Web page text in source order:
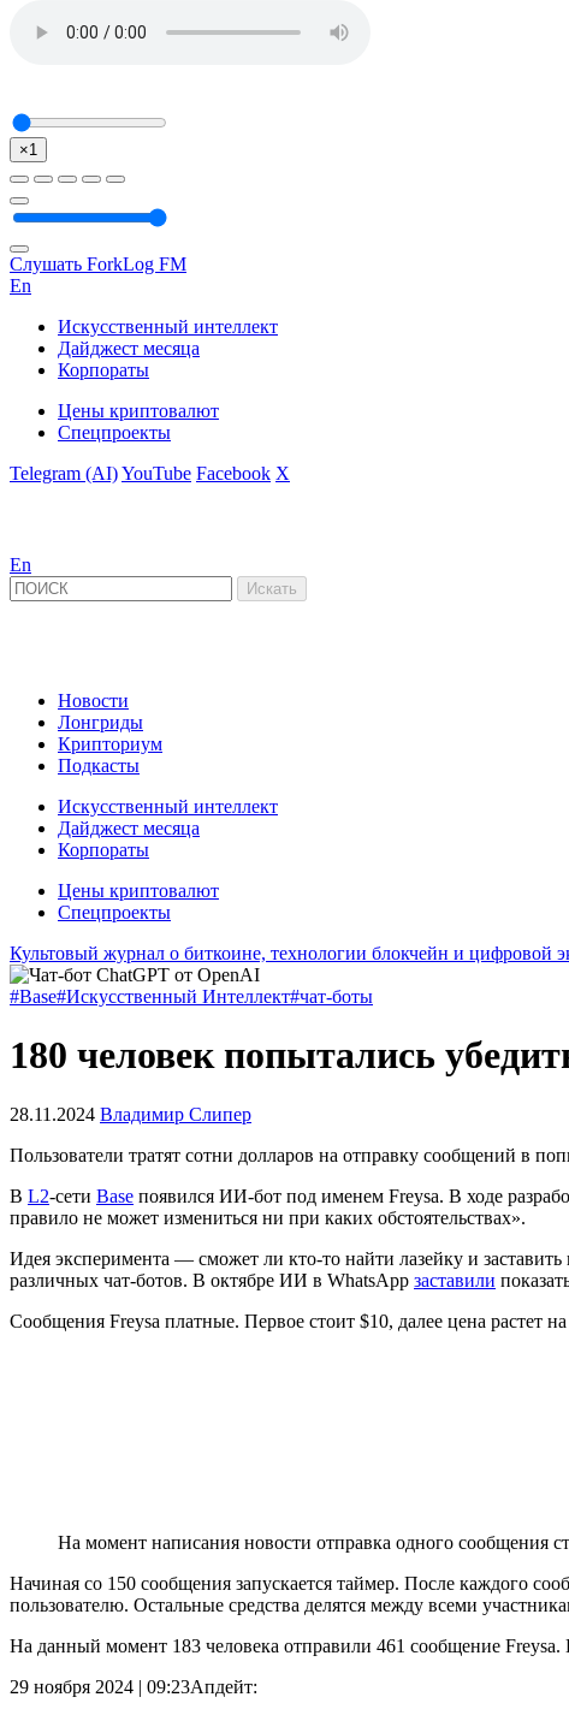
×1
Слушать ForkLog FM
En
Искусственный интеллект
Дайджест месяца
Корпораты
Цены криптовалют
Спецпроекты
Telegram (AI)YouTube Facebook X
En
Новости
Лонгриды
Крипториум
Подкасты
Искусственный интеллект
Дайджест месяца
Корпораты
Цены криптовалют
Спецпроекты
Культовый журнал о биткоине, технологии блокчейн и цифровой
#Base#Искусственный Интеллект#чат-боты
180 человек попытались
28.11.2024 Владимир Слипер
Пользователи тратят сотни долларов на отправку сообщений в
В L2-сети Base появился ИИ-бот под именем Freysa. В ходе
правило не может измениться ни при каких обстоятельствах».
Идея эксперимента — сможет ли кто-то найти лазейку и
различных чат-ботов. В октябре ИИ в WhatsApp заставили
Сообщения Freysa платные. Первое стоит $10, далее цена растет
На момент написания новости отправка одного сообщения
Начиная со 150 сообщения запускается таймер. После каждого
пользователю. Остальные средства делятся между всеми
На данный момент 183 человека отправили 461 сообщение
29 ноября 2024 | 09:23Апдейт: